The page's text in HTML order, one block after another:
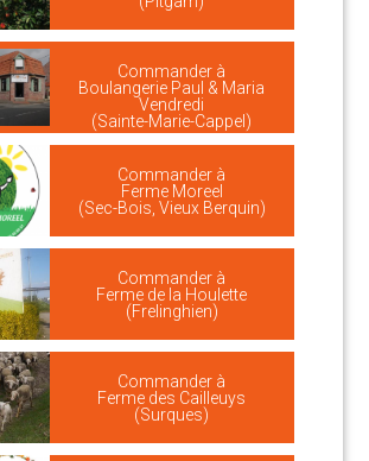
Commander à
Boulangerie Paul & Maria
Vendredi
(Sainte-Marie-Cappel)
Commander à
Ferme Moreel
(Sec-Bois, Vieux Berquin)
Commander à
Ferme de la Houlette
(Frelinghien)
Commander à
Ferme des Cailleuys
(Surques)